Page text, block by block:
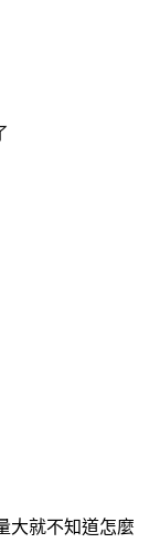
大就不知道怎麼